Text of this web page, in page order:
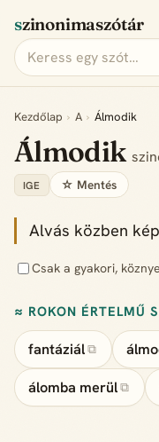
szinonimaszótár
Kezdőlap › A › Álmodik
Álmodik
IGE ☆ Mentés
Alvás közben
Csak a gyakori,
≈ ROKON ÉRTELMŰ
fantáziál ⧉
álomba merül ⧉